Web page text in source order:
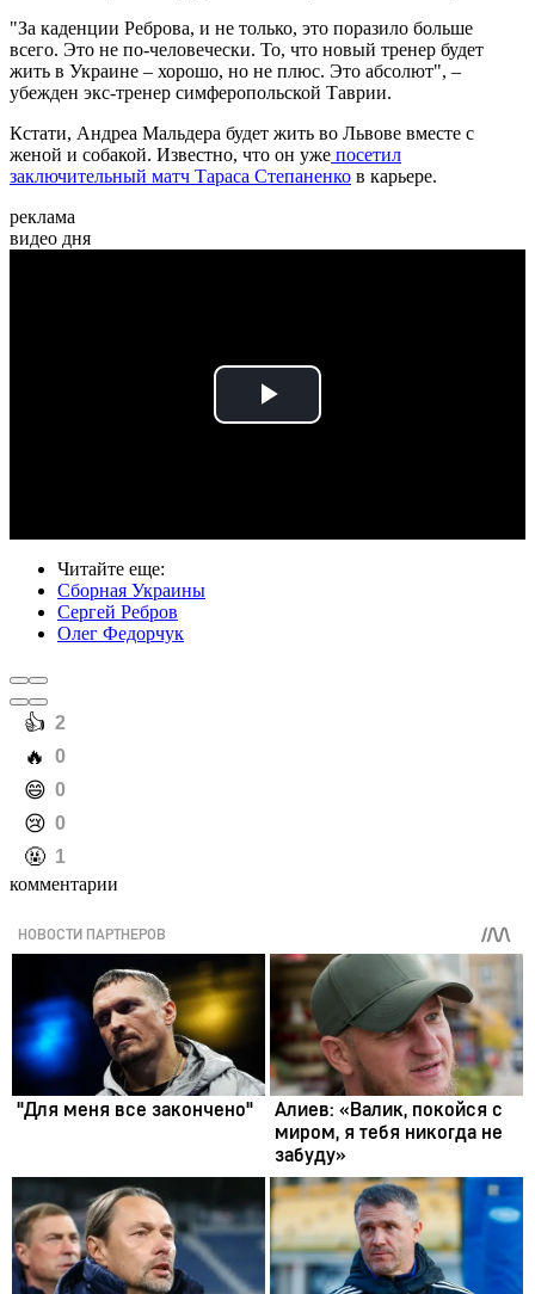
"За каденции Реброва, и не только, это поразило больше
всего. Это не по-человечески. То, что новый тренер будет
жить в Украине – хорошо, но не плюс. Это абсолют", –
убежден экс-тренер симферопольской Таврии.
Кстати, Андреа Мальдера будет жить во Львове вместе с
женой и собакой. Известно, что он уже посетил
заключительный матч Тараса Степаненко в карьере.
реклама
видео дня
Play
Читайте еще:
Сборная Украины
Сергей Ребров
Олег Федорчук
️👍 2
️🔥 0
️😄 0
️😢 0
️🤬 1
комментарии